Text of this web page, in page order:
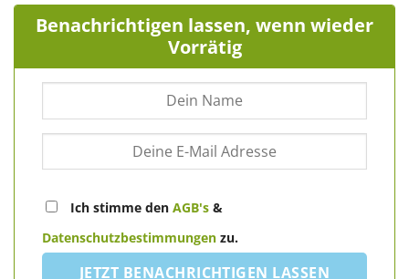
Benachrichtigen lassen, wenn wieder
Vorrätig
Ich stimme den AGB's &
Datenschutzbestimmungen zu.
JETZT BENACHRICHTIGEN LASSEN